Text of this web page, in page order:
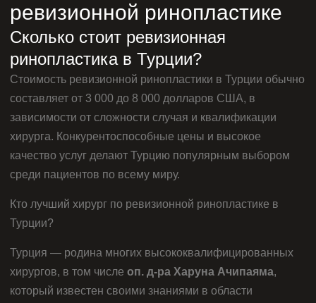
ревизионной ринопластике
Сколько стоит ревизионная
ринопластика в Турции?
Стоимость ревизионной ринопластики в Турции обычно
составляет от 3 000 до 8 000 долларов США, в
зависимости от сложности случая и квалификации
хирурга. Конкурентоспособные цены и высокое
качество услуг делают Турцию популярным выбором
среди пациентов по всему миру.
Кто лучший хирург по ревизионной ринопластике в
Турции?
Турция — родина многих высококвалифицированных
хирургов, в том числе оп. д-ра Харуна Ачипаяма,
который известен своими знаниями в области